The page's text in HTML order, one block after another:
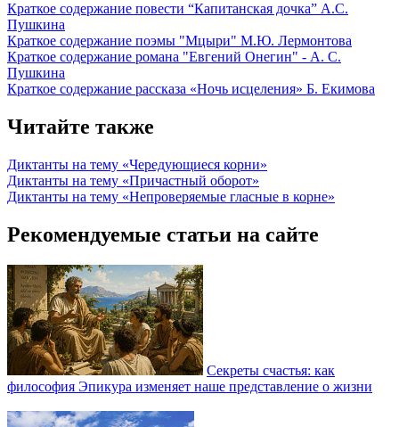
Краткое содержание повести “Капитанская дочка” А.С.
Пушкина
Краткое содержание поэмы "Мцыри" М.Ю. Лермонтова
Краткое содержание романа "Евгений Онегин" - А. С.
Пушкина
Краткое содержание рассказа «Ночь исцеления» Б. Екимова
Читайте также
Диктанты на тему «Чередующиеся корни»
Диктанты на тему «Причастный оборот»
Диктанты на тему «Непроверяемые гласные в корне»
Рекомендуемые статьи на сайте
Секреты счастья: как
философия Эпикура изменяет наше представление о жизни